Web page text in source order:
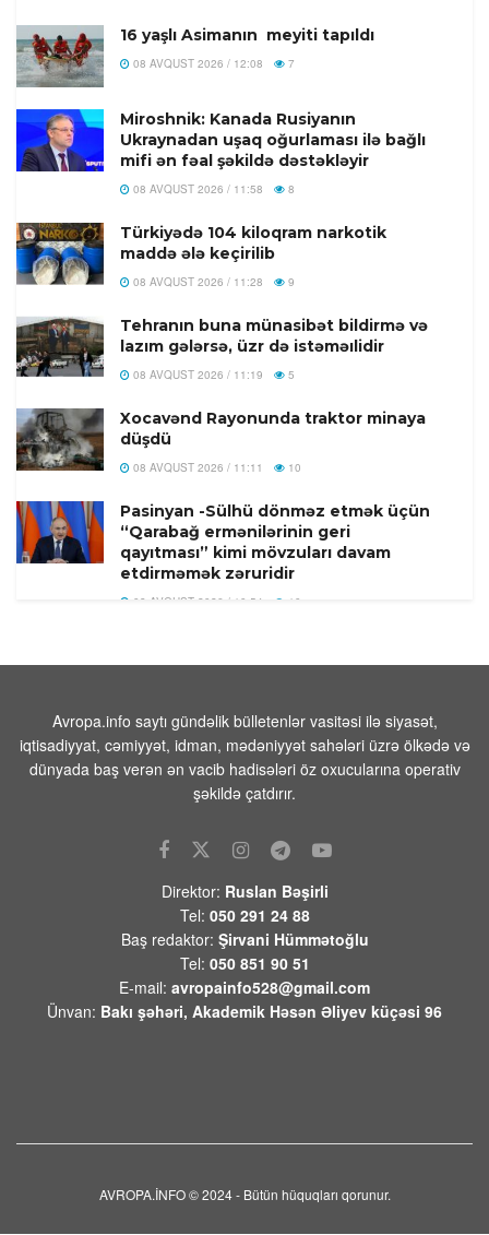
16 yaşlı Asimanın meyiti tapıldı
08 AVQUST 2026 / 12:08 7
Miroshnik: Kanada Rusiyanın
Ukraynadan uşaq oğurlaması ilə bağlı
mifi ən fəal şəkildə dəstəkləyir
08 AVQUST 2026 / 11:58 8
Türkiyədə 104 kiloqram narkotik
maddə ələ keçirilib
08 AVQUST 2026 / 11:28 9
Tehranın buna münasibət bildirmə və
lazım gələrsə, üzr də istəməılidir
08 AVQUST 2026 / 11:19 5
Xocavənd Rayonunda traktor minaya
düşdü
08 AVQUST 2026 / 11:11 10
Pasinyan -Sülhü dönməz etmək üçün
“Qarabağ ermənilərinin geri
qayıtması” kimi mövzuları davam
etdirməmək zəruridir
08 AVQUST 2026 / 10:54 10
Türkiyə, Səudiyyə Ərəbistanı və
08 AVQUST 2026 / 10:33 11
Ermənistanın xarici siyasətindəki
ziddiyyətləri bir daha üzə çıxardı
Bərdə rayonunda əkin sahəsindən
08 AVQUST 2026 / 9:51 10
Yəmən ordusu Husilərə qarşı əməliyyat
08 AVQUST 2026 / 9:40 7
Azərbaycan XIN:”Gürcüstandakı
dəstəyimizi bir daha təsdiqləyirik”
Avropa.info saytı gündəlik bülletenlər vasitəsi ilə siyasət,
iqtisadiyyat, cəmiyyət, idman, mədəniyyət sahələri üzrə ölkədə və
dünyada baş verən ən vacib hadisələri öz oxucularına operativ
şəkildə çatdırır.
Direktor: Ruslan Bəşirli
Tel: 050 291 24 88
Baş redaktor: Şirvani Hümmətoğlu
Tel: 050 851 90 51
E-mail: avropainfo528@gmail.com
Ünvan: Bakı şəhəri, Akademik Həsən Əliyev küçəsi 96
AVROPA.İNFO © 2024 - Bütün hüquqları qorunur.